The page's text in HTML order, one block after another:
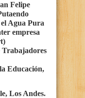
Felipe
Agua Pura
empresa
Educación,
Los Andes.